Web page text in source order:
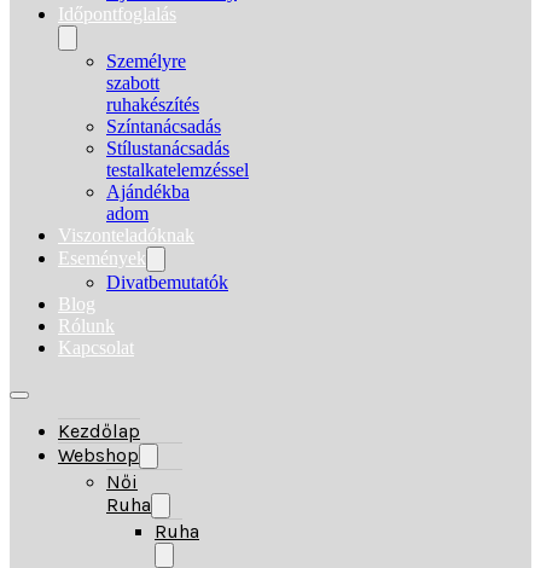
Időpontfoglalás
Személyre
szabott
ruhakészítés
Színtanácsadás
Stílustanácsadás
testalkatelemzéssel
Ajándékba
adom
Viszonteladóknak
Események
Divatbemutatók
Blog
Rólunk
Kapcsolat
Kezdőlap
Webshop
Női
Ruha
Ruha